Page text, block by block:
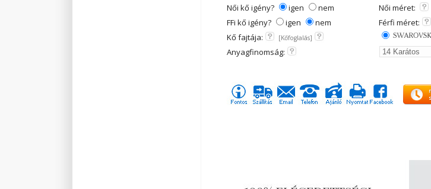
Női kő igény? igen nem
Női méret:
FFi kő igény?
igen nem
Férfi méret:
Kő fajtája:
[Kőfoglalás]
Anyagfinomság: